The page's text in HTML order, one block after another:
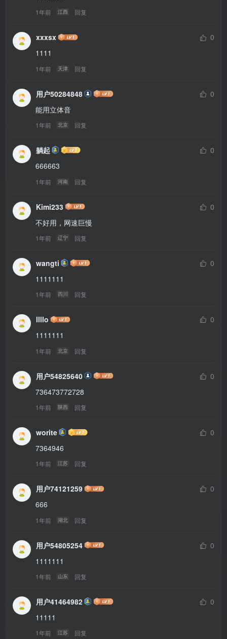
1年前 江西 回复
xxxsx
0
1111
1年前 天津 回复
用户50284848
0
能用立体音
1年前 北京 回复
躺起
0
666663
1年前 河南 回复
Kimi233
0
不好用，网速巨慢
1年前 辽宁 回复
wangti
0
1111111
1年前 四川 回复
llllo
0
1111111
1年前 北京 回复
用户54825640
0
736473772728
1年前 陕西 回复
worite
0
7364946
1年前 江苏 回复
用户74121259
0
666
1年前 湖北 回复
用户54805254
0
1111111
1年前 山东 回复
用户41464982
0
11111
1年前 江苏 回复